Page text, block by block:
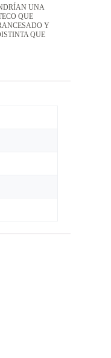
UNA
QUE
Y
QUE